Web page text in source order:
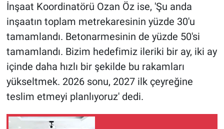
İnşaat Koordinatörü Ozan Öz ise, 'Şu anda
inşaatın toplam metrekaresinin yüzde 30'u
tamamlandı. Betonarmesinin de yüzde 50'si
tamamlandı. Bizim hedefimiz ileriki bir ay, iki ay
içinde daha hızlı bir şekilde bu rakamları
yükseltmek. 2026 sonu, 2027 ilk çeyreğine
teslim etmeyi planlıyoruz' dedi.